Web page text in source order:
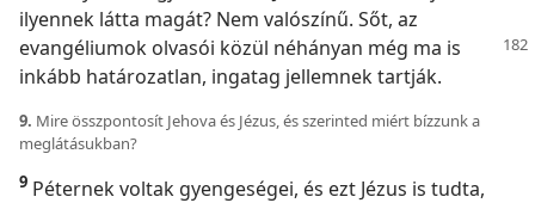
ilyennek látta magát? Nem valószínű. Sőt, az
evangéliumok olvasói közül néhányan még ma is
inkább határozatlan, ingatag jellemnek tartják.
9. Mire összpontosít Jehova és Jézus, és szerinted miért bízzunk a
meglátásukban?
9 Péternek voltak gyengeségei, és ezt Jézus is tudta,